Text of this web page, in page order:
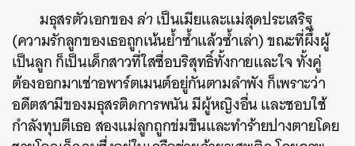
มธุสรตัวเอกของล่าเป็นเมียและแม่สุดประเสริฐ
(ความรักลูกของเธอถูกเน้นย้ำซ้ำแล้วซ้ำเล่า) ขณะที่ผึ้งผู้
เป็นลูก ก็เป็นเด็กสาวที่ใสซื่อบริสุทธิ์ทั้งกายและใจ ทั้งคู่
ต้องออกมาเช่าอพาร์ตเมนต์อยู่กันตามลำพัง ก็เพราะว่า
อดีตสามีของมธุสรติดการพนัน มีผู้หญิงอื่น และชอบใช้
กำลังทุบตีเธอ สองแม่ลูกถูกข่มขืนและทำร้ายปางตายโดย